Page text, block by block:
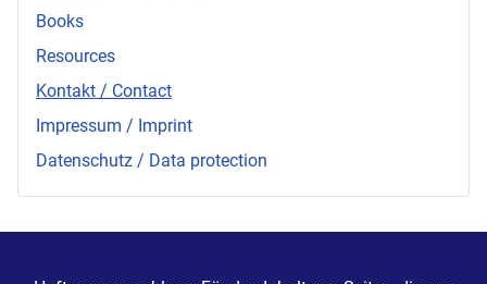
Books
Resources
Kontakt / Contact
Impressum / Imprint
Datenschutz / Data protection